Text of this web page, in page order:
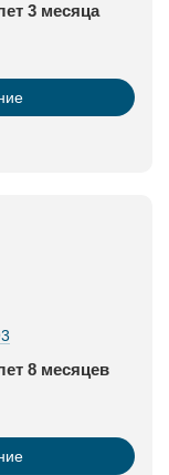
3 месяца
8 месяцев